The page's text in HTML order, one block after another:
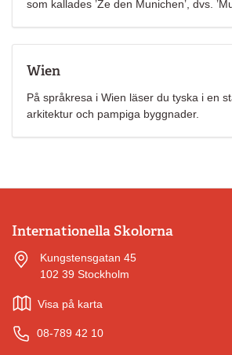
som kallades ’Ze den Munichen’, dvs.
Wien
På språkresa i Wien läser du tyska i en
arkitektur och pampiga byggnader.
Internationella Skolorna
Kungstensgatan 45
102 39 Stockholm
Visa på karta
08-789 42 10